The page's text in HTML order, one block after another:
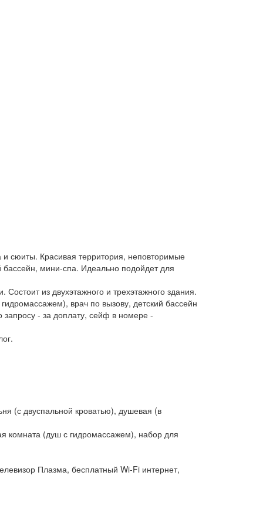
сюиты. Красивая территория, неповторимые
мини-спа. Идеально подойдет для
из двухэтажного и трехэтажного здания.
врач по вызову, детский бассейн
- за доплату, сейф в номере -
(с двуспальной кроватью), душевая (в
комната (душ с гидромассажем), набор для
Плазма, бесплатный Wi-Fi интернет,